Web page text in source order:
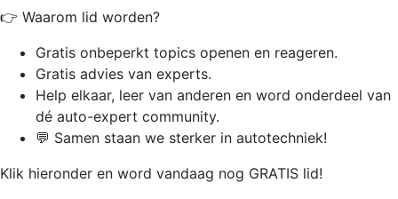
👉 Waarom lid worden?
Gratis onbeperkt topics openen en reageren.
Gratis advies van experts.
Help elkaar, leer van anderen en word onderdeel van
dé auto-expert community.
💬 Samen staan we sterker in autotechniek!
Klik hieronder en word vandaag nog GRATIS lid!